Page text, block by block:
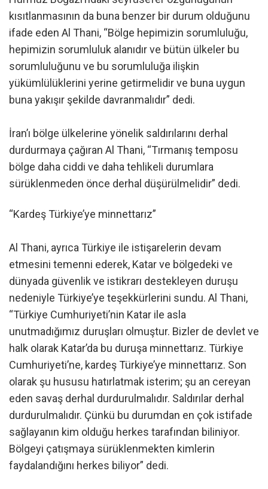
kısıtlanmasının da buna benzer bir durum olduğunu
ifade eden Al Thani, “Bölge hepimizin sorumluluğu,
hepimizin sorumluluk alanıdır ve bütün ülkeler bu
sorumluluğunu ve bu sorumluluğa ilişkin
yükümlülüklerini yerine getirmelidir ve buna uygun
buna yakışır şekilde davranmalıdır” dedi.
İran’ı bölge ülkelerine yönelik saldırılarını derhal
durdurmaya çağıran Al Thani, “Tırmanış temposu
bölge daha ciddi ve daha tehlikeli durumlara
sürüklenmeden önce derhal düşürülmelidir” dedi.
“Kardeş Türkiye’ye minnettarız”
Al Thani, ayrıca Türkiye ile istişarelerin devam
etmesini temenni ederek, Katar ve bölgedeki ve
dünyada güvenlik ve istikrarı destekleyen duruşu
nedeniyle Türkiye’ye teşekkürlerini sundu. Al Thani,
“Türkiye Cumhuriyeti’nin Katar ile asla
unutmadığımız duruşları olmuştur. Bizler de devlet ve
halk olarak Katar’da bu duruşa minnettarız. Türkiye
Cumhuriyeti’ne, kardeş Türkiye’ye minnettarız. Son
olarak şu hususu hatırlatmak isterim; şu an cereyan
eden savaş derhal durdurulmalıdır. Saldırılar derhal
durdurulmalıdır. Çünkü bu durumdan en çok istifade
sağlayanın kim olduğu herkes tarafından biliniyor.
Bölgeyi çatışmaya sürüklenmekten kimlerin
faydalandığını herkes biliyor” dedi.